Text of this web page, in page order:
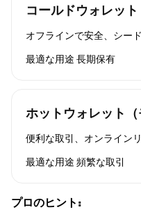
コールドウォレット
オフラインで安全、シー
最適な用途 長期保有
ホットウォレット
便利な取引、オンラインリ
最適な用途 頻繁な取引
プロのヒント: